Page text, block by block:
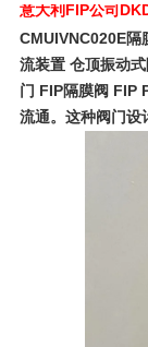
意大利FIP公司
CMUIVNC020E隔
流装置 仓顶振动
门 FIP隔膜阀 FIP
流通。这种阀门设